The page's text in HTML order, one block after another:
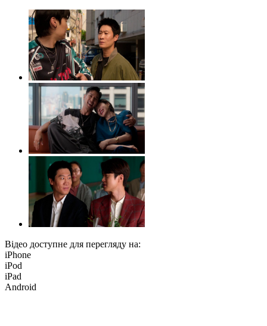
Відео доступне для перегляду на:
iPhone
iPod
iPad
Android